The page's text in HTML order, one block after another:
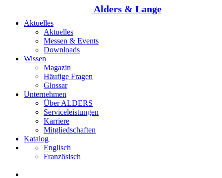
Alders & Lange
Aktuelles
Aktuelles
Messen & Events
Downloads
Wissen
Magazin
Häufige Fragen
Glossar
Unternehmen
Über ALDERS
Serviceleistungen
Karriere
Mitgliedschaften
Katalog
Englisch
Französisch